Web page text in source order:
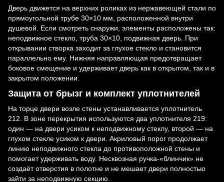
Дверь движется на верхних роликах из нержавеющей стали по
прямоугольной трубе 30×10 мм, расположенной внутри
душевой. Если смотреть снаружи, элементы расположены так:
неподвижное стекло, труба 30×10, подвижная дверь. При
открывании створка заходит за глухое стекло и становится
параллельно ему. Нижняя направляющая предотвращает
боковое смещение и удерживает дверь как в открытом, так и в
закрытом положении.
Защита от брызг и комплект уплотнителей
На торце двери возле стены устанавливается уплотнитель
212. В зоне перекрытия используются два уплотнителя 219:
один — на двери усиком к неподвижному стеклу, второй — на
глухом стекле усиком к двери. Акриловый порог продолжает
линию неподвижного стекла до противоположной стены и
помогает удерживать воду. Несквозная ручка-«блинчик» не
создаёт отверстия в полотне и не мешает двери полностью
зайти за неподвижную секцию.